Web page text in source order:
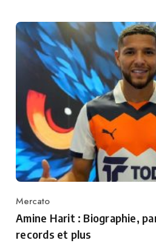
Category
Mercato
Amine Harit : Biographie,
records et plus